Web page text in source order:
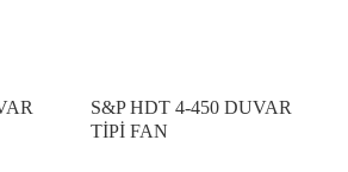
S&P HDT 4-450 DUVAR
TİPİ FAN